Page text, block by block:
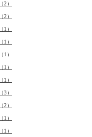
2）
2）
1）
1）
1）
1）
1）
3）
2）
1）
1）